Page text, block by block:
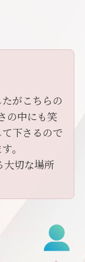
がこちらの
の中にも笑
下さるので
。
大切な場所